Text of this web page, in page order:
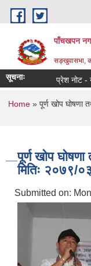
Skip to main content
पाँचखपन
सङ्खु‍वासभा,
सूचनाः प्रेश नोट - नगर
You are
Home» पूर्ण खोप घोषणा
पूर्ण खोप
मितिः २०७९/
Submitted on: